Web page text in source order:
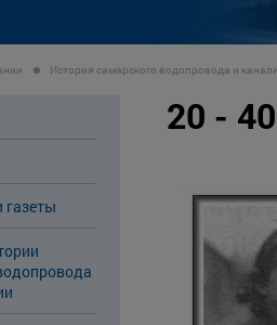
История самарского водопровода и
газеты
20 -